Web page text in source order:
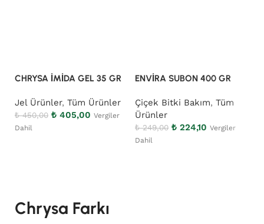
CHRYSA İMİDA GEL 35 GR
Jel Ürünler, Tüm Ürünler
₺450,00 ₺ 405,00 Vergiler
Dahil
ENVİRA SUBON 400 GR
Çiçek Bitki Bakım, Tüm
Ürünler
₺249,00 ₺ 224,10 Vergiler
Dahil
Chrysa Farkı